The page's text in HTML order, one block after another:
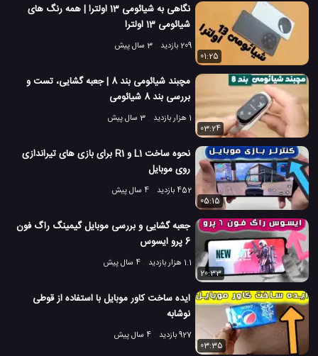
نگاهی به شیائومی 13 اولترا | همه رنگ های
شیائومی 13 اولترا
209 بازدید
3 سال پیش
01:25
مچبند شیائومی بند 8 | جعبه گشایی، تست و
بررسی بند 8 شیائومی
1 هزار بازدید
3 سال پیش
03:24
نحوه ساخت L1 و R1 برای بازی های تیراندازی
روی موبایل
452 بازدید
4 سال پیش
05:15
جعبه گشایی و بررسی موبایل گیمینگ راگ فون
6 پرو ایسوس
1.1 هزار بازدید
4 سال پیش
20:33
ایده ساخت کاور موبایل با استفاده از قوطی
نوشابه
927 بازدید
4 سال پیش
03:35